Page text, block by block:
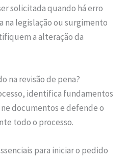
solicitada quando há erro
na legislação ou surgimento
a alteração da
na revisão de pena?
identifica fundamentos
documentos e defende o
todo o processo.
para iniciar o pedido